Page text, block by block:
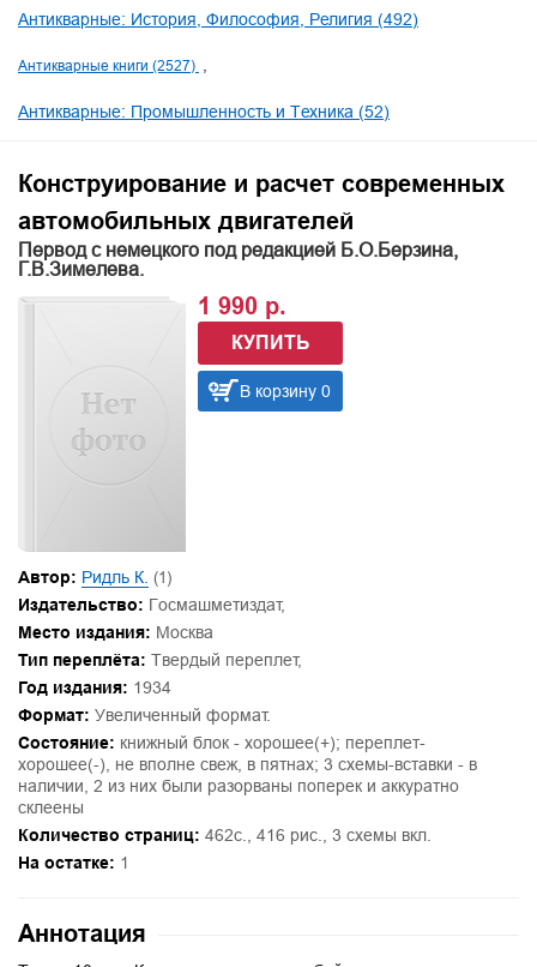
Антикварные: История, Философия, Религия (492)
Антикварные книги (2527)
Антикварные: Промышленность и Техника (52)
Конструирование и расчет современных
автомобильных двигателей
Первод с немецкого под редакцией Б.О.Берзина,
Г.В.Зимелева.
1 990 р.
КУПИТЬ
В корзину 0
Автор: Ридль К. (1)
Издательство: Госмашметиздат,
Место издания: Москва
Тип переплёта: Твердый переплет,
Год издания: 1934
Формат: Увеличенный формат.
Состояние: книжный блок - хорошее(+); переплет-
хорошее(-), не вполне свеж, в пятнах; 3 схемы-вставки - в
наличии, 2 из них были разорваны поперек и аккуратно
склеены
Количество страниц: 462с., 416 рис., 3 схемы вкл.
На остатке: 1
Аннотация